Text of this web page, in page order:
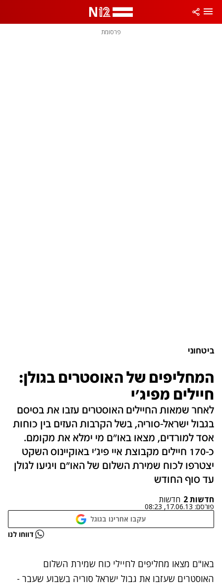
פרסומת
ביטחוני
המחליפים של האוסטרים בגולן:
חיילים מפיג'י
לאחר שמאות החיילים האוסטרים עזבו את בסיסם
בגבול ישראל-סוריה, בשל הקרבות העזים בין כוחות
אסד למורדים, מצאו באו"ם מי ימלא את מקומם.
כ-170 חיילים מקבוצת איי פיג'י באוקיינוס השקט
יצטרפו לכוח שמירת השלום של האו"ם ויגיעו לגולן
עד סוף החודש
חדשות 2 חדשות
פורסם: 17.06.13, 08:23
עקבו אחרינו בגוגל
נתקלנו בבעיה דווחו לנו
באו"ם מצאו מחליפים לחיילי כוח שמירת השלום
האוסטרים שעזבו את גבול ישראל סוריה בשבוע שעבר -